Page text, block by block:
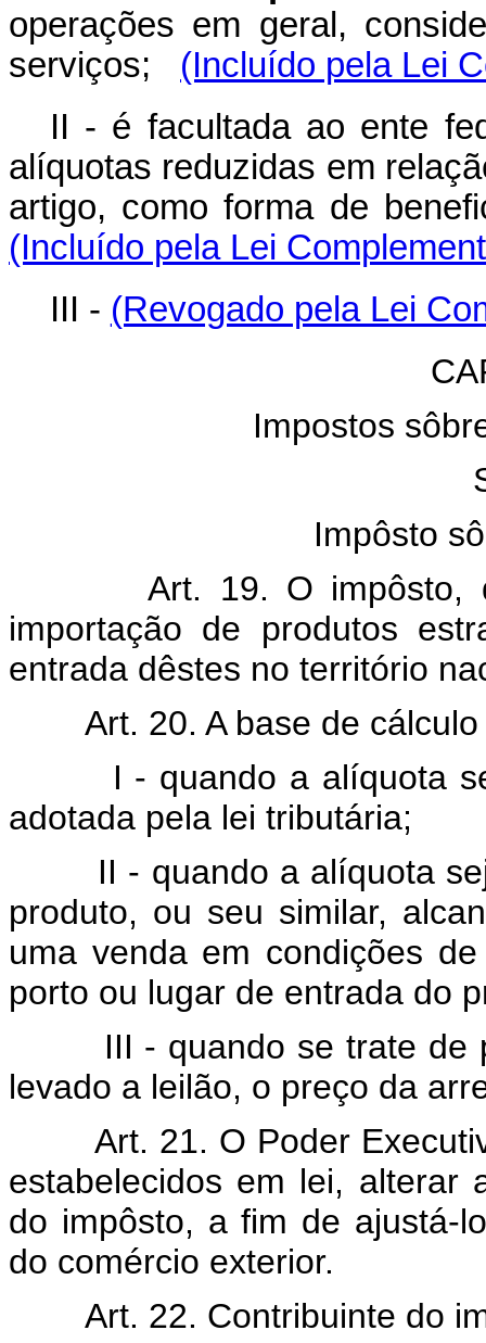
operações em geral,
serviços;
(Incluído pela Lei
II - é facultada ao ente
alíquotas reduzidas em
artigo, como forma de
(Incluído pela Lei
III - (Revogado pela Lei
Impostos
Impôsto
Art. 19. O impôsto, de
importação de produtos
entrada dêstes no território
Art. 20. A base de cálculo
I - quando a alíquota
adotada pela lei tributária;
II - quando a alíquota
produto, ou seu similar,
uma venda em condições
porto ou lugar de entrada do
III - quando se trate de
levado a leilão, o preço da
Art. 21. O Poder
estabelecidos em lei, alterar
do impôsto, a fim de ajustá-
do comércio exterior.
Art. 22. Contribuinte do